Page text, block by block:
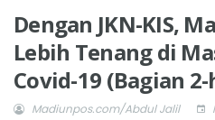
Dengan JKN-KIS,
Lebih Tenang di
Covid-19 (Bagian
Madiunpos.com/Abdul Jalil